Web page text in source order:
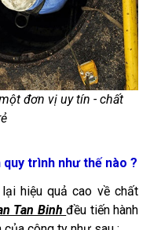
đơn vị uy tín - chất
trình như thế nào ?
hiệu quả cao về chất
Tan Binhđều tiến hành